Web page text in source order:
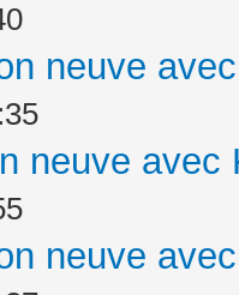
neuve
neuve avec
neuve